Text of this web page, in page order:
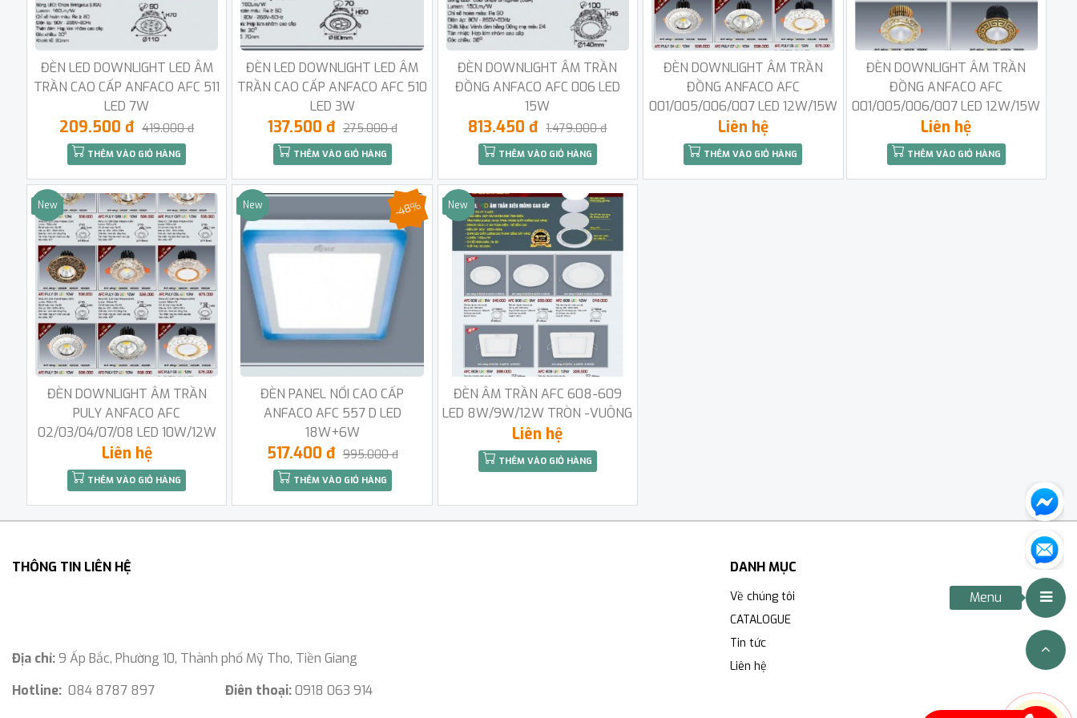
ĐÈN LED DOWNLIGHT LED ÂM
TRẦN CAO CẤP ANFACO AFC 511
LED 7W
209.500 đ 419.000 đ
THÊM VÀO GIỎ HÀNG
ĐÈN LED DOWNLIGHT LED ÂM
TRẦN CAO CẤP ANFACO AFC 510
LED 3W
137.500 đ 275.000 đ
THÊM VÀO GIỎ HÀNG
ĐÈN DOWNLIGHT ÂM TRẦN
ĐỒNG ANFACO AFC 006 LED
15W
813.450 đ 1.479.000 đ
THÊM VÀO GIỎ HÀNG
ĐÈN DOWNLIGHT ÂM TRẦN
ĐỒNG ANFACO AFC
001/005/006/007 LED 12W/15W
Liên hệ
THÊM VÀO GIỎ HÀNG
ĐÈN DOWNLIGHT ÂM TRẦN
ĐỒNG ANFACO AFC
001/005/006/007 LED 12W/15W
Liên hệ
THÊM VÀO GIỎ HÀNG
Sale
New
ĐÈN DOWNLIGHT ÂM TRẦN
PULY ANFACO AFC
02/03/04/07/08 LED 10W/12W
Liên hệ
THÊM VÀO GIỎ HÀNG
Sale
New
ĐÈN PANEL NỔI CAO CẤP
ANFACO AFC 557 D LED
18W+6W
-48%
517.400 đ 995.000 đ
THÊM VÀO GIỎ HÀNG
Sale
New
ĐÈN ÂM TRẦN AFC 608-609
LED 8W/9W/12W TRÒN -VUÔNG
Liên hệ
THÊM VÀO GIỎ HÀNG
THÔNG TIN LIÊN HỆ
Địa chỉ:9 Ấp Bắc, Phường 10, Thành phố Mỹ Tho, Tiền Giang
Hotline: 084 8787 897 Điên thoại:0918 063 914
DANH MỤC
Về chúng tôi
CATALOGUE
Tin tức
Liên hệ
Menu